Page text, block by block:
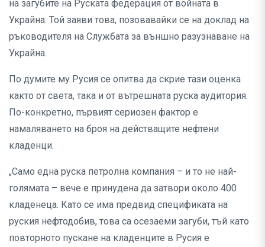
на загубите на Руската федерация от войната в
Украйна. Той заяви това, позовавайки се на доклад на
ръководителя на Службата за външно разузнаване на
Украйна.
По думите му Русия се опитва да скрие тази оценка
както от света, така и от вътрешната руска аудитория.
По-конкретно, първият сериозен фактор е
намаляването на броя на действащите нефтени
кладенци.
„Само една руска петролна компания – и то не най-
голямата – вече е принудена да затвори около 400
кладенеца. Като се има предвид спецификата на
руския нефтодобив, това са осезаеми загуби, тъй като
повторното пускане на кладенците в Русия е